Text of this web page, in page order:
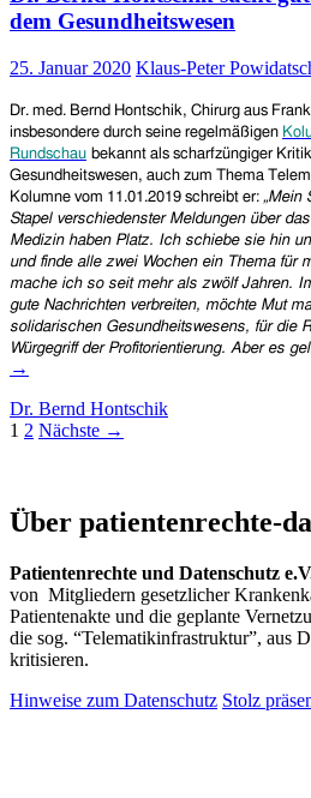
dem Gesundheitswesen
25. Januar 2020 Klaus-Peter
Dr. med. Bernd Hontschik, Chirurg aus
insbesondere durch seine regelmäßigen
Rundschau bekannt als scharfzüngiger
Gesundheitswesen, auch zum Thema
Kolumne vom 11.01.2019 schreibt er: „Mein
Stapel verschiedenster Meldungen über
Medizin haben Platz. Ich schiebe sie hin
und finde alle zwei Wochen ein Thema für
mache ich so seit mehr als zwölf Jahren.
gute Nachrichten verbreiten, möchte Mut
solidarischen Gesundheitswesens, für die
Würgegriff der Profitorientierung. Aber es
→
Dr. Bernd Hontschik
Beitragsnavigation
1 2 Nächste →
Patientenrechte und
Über patientenrechte-
Patientenrechte und Datenschutz
von Mitgliedern gesetzlicher
Patientenakte und die geplante
die sog. “Telematikinfrastruktur”, aus
kritisieren.
Hinweise zum Datenschutz Stolz